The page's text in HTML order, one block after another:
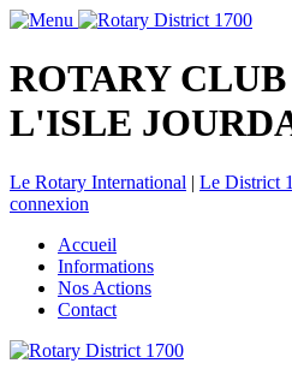
ROTARY CLUB
L'ISLE
Le Rotary International | Le District
connexion
Accueil
Informations
Nos Actions
Contact